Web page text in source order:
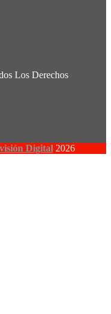
Los Derechos
Digital 2026